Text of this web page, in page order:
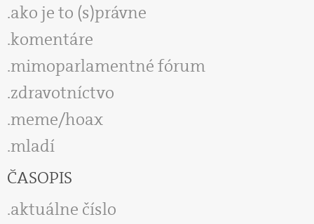
ako je to (s)právne
komentáre
mimoparlamentné fórum
zdravotníctvo
meme/hoax
mladí
ČASOPIS
aktuálne číslo